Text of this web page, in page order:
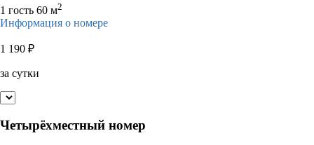
1 гость 60 м2
Информация о номере
1 190 ₽
за сутки
Четырёхместный номер